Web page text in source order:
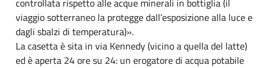
viaggio sotterraneo la protegge dall’esposizione alla luce e
dagli sbalzi di temperatura)».
La casetta è sita in via Kennedy (vicino a quella del latte)
ed è aperta 24 ore su 24: un erogatore di acqua potabile